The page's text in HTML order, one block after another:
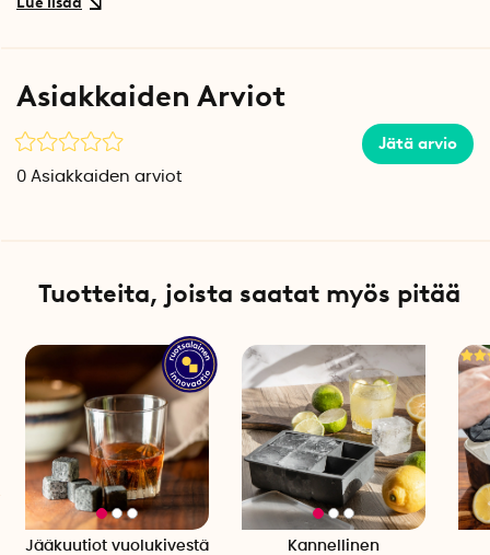
kestävät pidempään.
Jotta pohja olisi mahdollisimman tasainen ja laseista ei
tulisi vinoja, on myös tärkeää, että muotti asetetaan
Korkeus: 6,4 cm
Materiaali: 100 % elintarvikehyväksytty silikoni
Paino: 137 g
Valmiseen shottilasiin mahtuu noin 4 cl.
Asiakkaiden Arviot
Jätä arvio
0 Asiakkaiden arviot
Tuotteita, joista saatat myös pitää
Jääkuutiot vuolukivestä
Kannellinen